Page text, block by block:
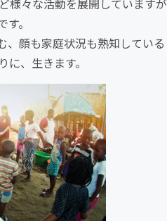
。
、顔も家庭状況も熟知している
、生きます。